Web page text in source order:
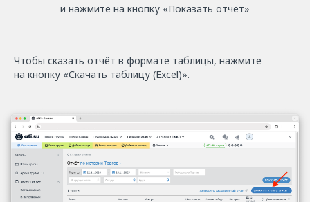
и нажмите на кнопку «Показать отчёт»
Чтобы сказать отчёт в формате таблицы, нажмите
на кнопку «Скачать таблицу (Excel)».